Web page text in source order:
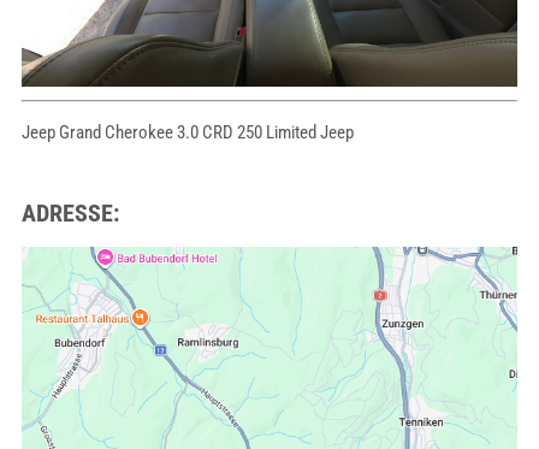
Jeep Grand Cherokee 3.0 CRD 250 Limited Jeep
ADRESSE: